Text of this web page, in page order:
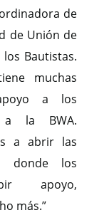
de
de Unión de
Bautistas.
muchas
a los
a la BWA.
a abrir las
donde los
apoyo,
más.”